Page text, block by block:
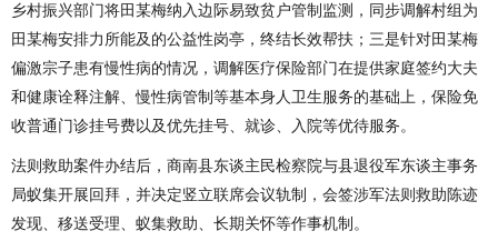
乡村振兴部门将田某梅纳入边际易致贫户管制监测，同步调解村组为
田某梅安排力所能及的公益性岗亭，终结长效帮扶；三是针对田某梅
偏激宗子患有慢性病的情况，调解医疗保险部门在提供家庭签约大夫
和健康诠释注解、慢性病管制等基本身人卫生服务的基础上，保险免
收普通门诊挂号费以及优先挂号、就诊、入院等优待服务。
法则救助案件办结后，商南县东谈主民检察院与县退役军东谈主事务
局蚁集开展回拜，并决定竖立联席会议轨制，会签涉军法则救助陈迹
发现、移送受理、蚁集救助、长期关怀等作事机制。